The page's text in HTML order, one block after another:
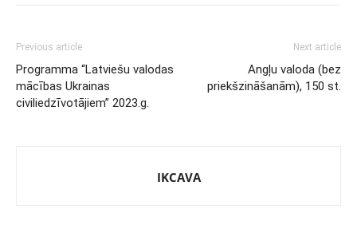
Previous article
Programma “Latviešu valodas
mācības Ukrainas
civiliedzīvotājiem” 2023.g.
Next article
Angļu valoda (bez
priekšzināšanām), 150 st.
IKCAVA